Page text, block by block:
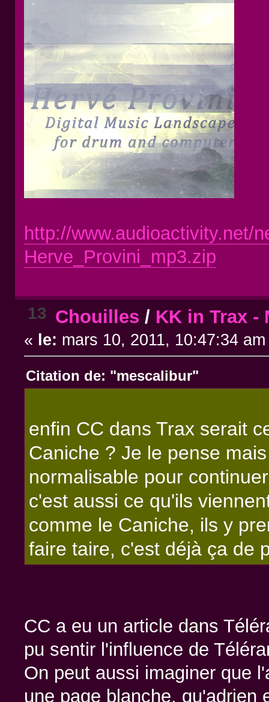
http://www.audioactivity.net/
Herve_Provini_mp3.zip
13 Chouilles / KK in Trax -
« le: mars 10, 2011, 10:47:34
Citation de: "mescalibur"
enfin CC dans Trax serait
Caniche ? Je le pense
normalisable pour
c'est aussi ce qu'ils
comme le Caniche, ils y
faire taire, c'est déjà ça de
CC a eu un article dans
pu sentir l'influence de
On peut aussi imaginer que
une page blanche, qu'adrien